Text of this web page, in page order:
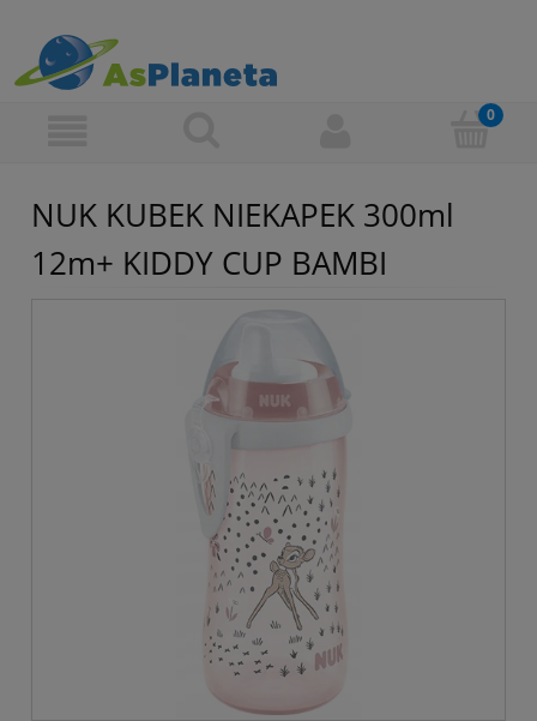
NUK KUBEK NIEKAPEK 300ml
12m+ KIDDY CUP BAMBI